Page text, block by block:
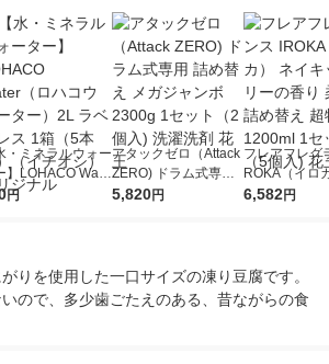
・ミネラルウォー
】LOHACO Wate
ハコウォータ
円
アタックゼロ（Attack
ZERO) ドラム式専用
詰め替え メガジャン
5,820円
フレアフレグ
ROKA（イロ
イキッドリリ
6,582円
りを使用した一口サイズの凍り豆腐です。
ので、多少歯ごたえのある、昔ながらの食